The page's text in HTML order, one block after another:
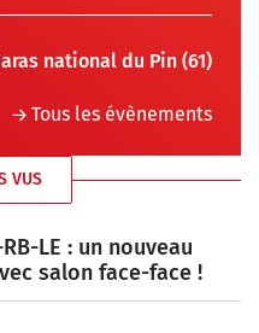
national du Pin (61)
Tous les évènements
VUS
LE : un nouveau
salon face-face !